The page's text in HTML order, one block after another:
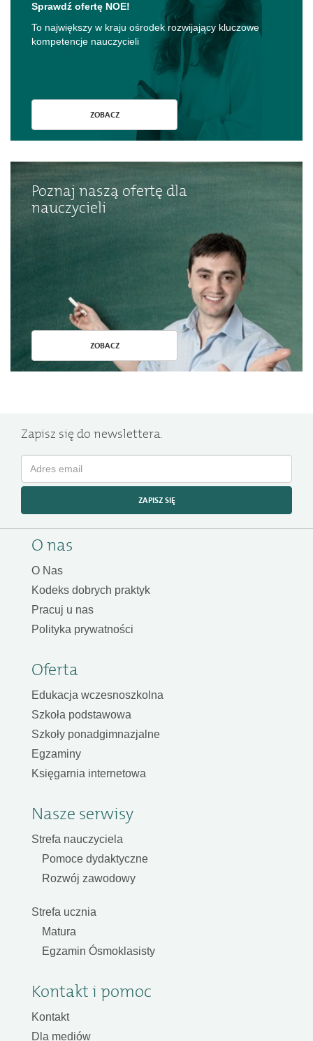
Sprawdź ofertę NOE!
To największy w kraju ośrodek rozwijający kluczowe
kompetencje nauczycieli
ZOBACZ
Poznaj naszą ofertę dla
nauczycieli
ZOBACZ
Zapisz się do newslettera.
ZAPISZ SIĘ
O nas
O Nas
Kodeks dobrych praktyk
Pracuj u nas
Polityka prywatności
Oferta
Edukacja wczesnoszkolna
Szkoła podstawowa
Szkoły ponadgimnazjalne
Egzaminy
Księgarnia internetowa
Nasze serwisy
Strefa nauczyciela
Pomoce dydaktyczne
Rozwój zawodowy
Strefa ucznia
Matura
Egzamin Ósmoklasisty
Kontakt i pomoc
Kontakt
Dla mediów